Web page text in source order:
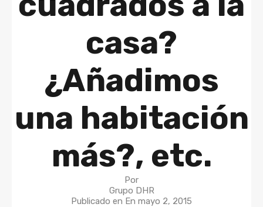
casa?
¿Añadimos
una habitación
más?, etc.
Por
Grupo DHR
Publicado en En mayo 2, 2015